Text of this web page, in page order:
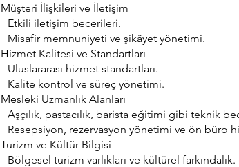
⁠Müşteri İlişkileri ve İletişim
iletişim becerileri.
memnuniyeti ve şikâyet yönetimi.
Kalitesi ve Standartları
hizmet standartları.
kontrol ve süreç yönetimi.
Uzmanlık Alanları
pastacılık, barista eğitimi gibi teknik
rezervasyon yönetimi ve ön büro
ve Kültür Bilgisi
turizm varlıkları ve kültürel farkındalık.